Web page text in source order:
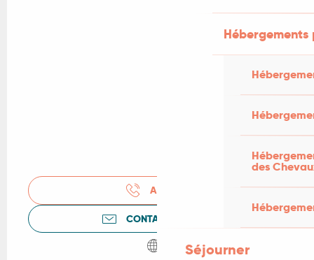
des
Séjourner
APPELER
CONTACTEZ-NOUS